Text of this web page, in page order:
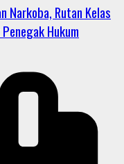
Narkoba, Rutan Kelas
Hukum